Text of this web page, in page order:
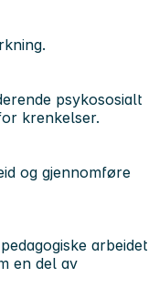
psykososialt
krenkelser.
og gjennomføre
arbeidet
en del av